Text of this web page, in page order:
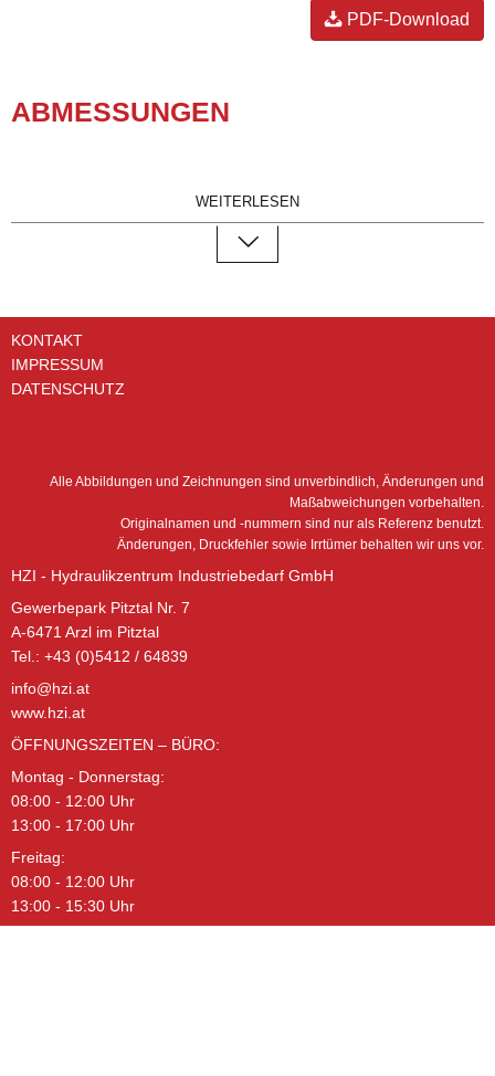
PDF-Download
AB­MES­SUN­GEN
A
B
C
D
α
β
HZ-FM560
WEITERLESEN
KONTAKT
IMPRESSUM
DATENSCHUTZ
Alle Abbildungen und Zeichnungen sind unverbindlich, Änderungen und
Maßabweichungen vorbehalten.
Originalnamen und -nummern sind nur als Referenz benutzt.
Änderungen, Druckfehler sowie Irrtümer behalten wir uns vor.
HZI - Hydraulikzentrum Industriebedarf GmbH
Gewerbepark Pitztal Nr. 7
A-6471 Arzl im Pitztal
Tel.: +43 (0)5412 / 64839
info@hzi.at
www.hzi.at
ÖFFNUNGSZEITEN – BÜRO:
Montag - Donnerstag:
08:00 - 12:00 Uhr
13:00 - 17:00 Uhr
Freitag:
08:00 - 12:00 Uhr
13:00 - 15:30 Uhr